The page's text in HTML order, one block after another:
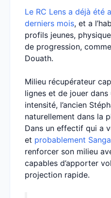
Le RC Lens a déjà été
derniers mois, et a
profils jeunes,
de progression,
Douath.
Milieu récupérateur
lignes et de jouer
intensité, l’ancien
naturellement dans la
Dans un effectif qui a
et probablement
renforcer son milieu
capables d’apporter
projection rapide.